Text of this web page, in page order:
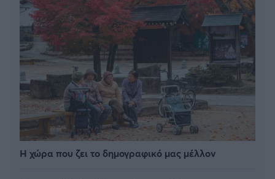
Η χώρα που ζει το δημογραφικό μας μέλλον